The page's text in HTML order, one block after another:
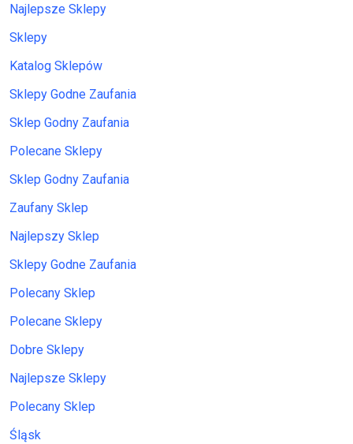
Najlepsze Sklepy
Sklepy
Katalog Sklepów
Sklepy Godne Zaufania
Sklep Godny Zaufania
Polecane Sklepy
Sklep Godny Zaufania
Zaufany Sklep
Najlepszy Sklep
Sklepy Godne Zaufania
Polecany Sklep
Polecane Sklepy
Dobre Sklepy
Najlepsze Sklepy
Polecany Sklep
Śląsk